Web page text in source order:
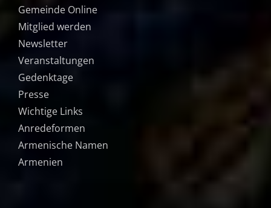
Gemeinde Online
Mitglied werden
Newsletter
Veranstaltungen
Gedenktage
Presse
Wichtige Links
Anredeformen
Armenische Namen
Armenien